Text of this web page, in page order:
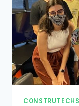
CONSTRUTECHS